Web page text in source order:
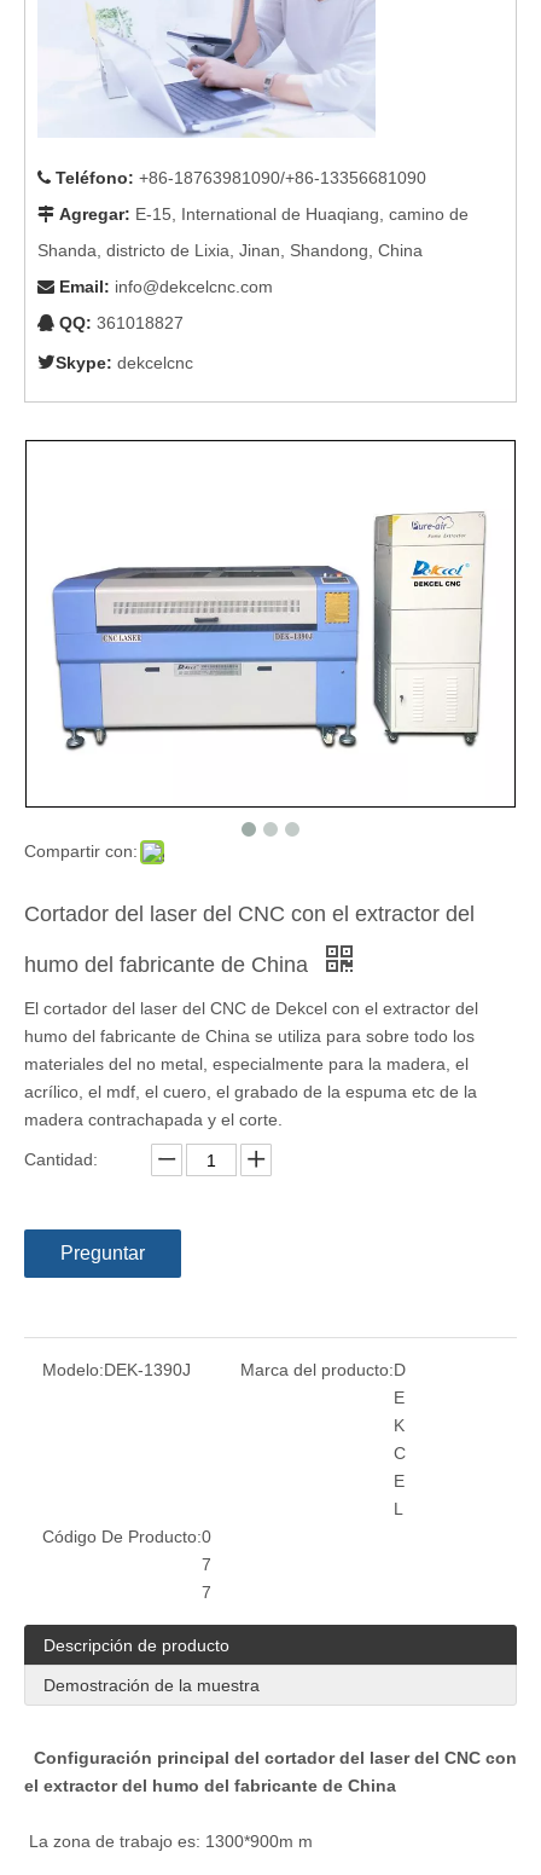
 Teléfono: +86-18763981090/+86-13356681090
 Agregar: E-15, International de Huaqiang, camino de
Shanda, districto de Lixia, Jinan, Shandong, China
 Email: info@dekcelcnc.com
 QQ: 361018827
Skype: dekcelcnc
Compartir con:
Cortador del laser del CNC con el extractor del
humo del fabricante de China
El cortador del laser del CNC de Dekcel con el extractor del
humo del fabricante de China se utiliza para sobre todo los
materiales del no metal, especialmente para la madera, el
acrílico, el mdf, el cuero, el grabado de la espuma etc de la
madera contrachapada y el corte.
Cantidad:
Preguntar
Modelo:DEK-1390J Marca del producto:D
E
K
C
E
L
Código De Producto:0
7
7
Descripción de producto
Demostración de la muestra
Configuración principal del cortador del laser del CNC con
el extractor del humo del fabricante de China
La zona de trabajo es: 1300*900m m